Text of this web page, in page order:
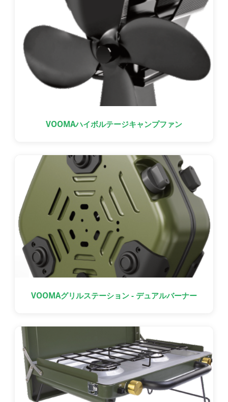
VOOMAハイボルテージキャンプファン
VOOMAグリルステーション - デュアルバーナー